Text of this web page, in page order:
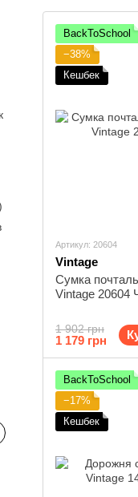
BackToSchool
−38%
Кешбек
Артикул: 20604
Vintage
Сумка
Vintage 20604
1 902 грн
1 179 грн
BackToSchool
−17%
Кешбек